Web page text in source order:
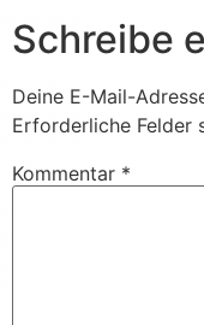
Schreibe
Deine E-Mail-
Erforderliche Felder
Kommentar *